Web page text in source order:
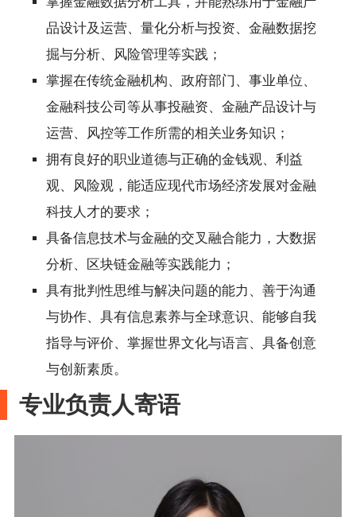
品设计及运营、量化分析与投资、金融数据挖
掘与分析、风险管理等实践；
掌握在传统金融机构、政府部门、事业单位、
金融科技公司等从事投融资、金融产品设计与
运营、风控等工作所需的相关业务知识；
拥有良好的职业道德与正确的金钱观、利益
观、风险观，能适应现代市场经济发展对金融
科技人才的要求；
具备信息技术与金融的交叉融合能力，大数据
分析、区块链金融等实践能力；
具有批判性思维与解决问题的能力、善于沟通
与协作、具有信息素养与全球意识、能够自我
指导与评价、掌握世界文化与语言、具备创意
与创新素质。
专业负责人寄语